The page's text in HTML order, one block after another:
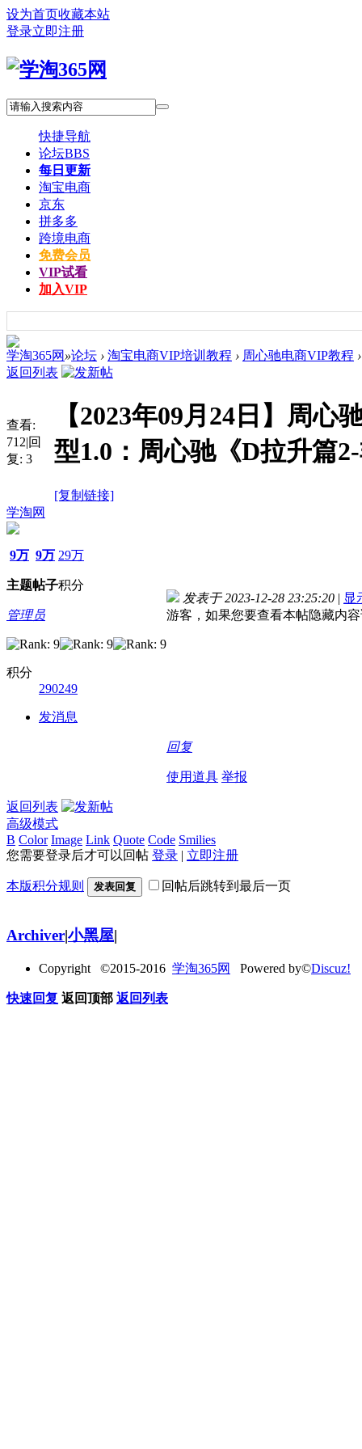
设为首页收藏本站
登录立即注册
快捷导航
论坛BBS
每日更新
淘宝电商
京东
拼多多
跨境电商
免费会员
VIP试看
加入VIP
学淘365网 »论坛 › 淘宝电商VIP培训教程 › 周心驰电商VIP教程 ›
返回列表
查看:
712|回
复: 3
【2023年09月24日】周
型1.0：周心驰《D拉升篇
[复制链接]
学淘网
9万
主题
9万
帖子
29万
积分
管理员
积分
290249
发消息
发表于 2023-12-28 23:25:20 | 显
游客，如果您要查看本帖隐藏内
回复
使用道具 举报
返回列表
高级模式
B Color Image Link Quote Code Smilies
您需要登录后才可以回帖 登录 | 立即注册
本版积分规则 发表回复 回帖后跳转到最后一页
Archiver|小黑屋|
Copyright ©2015-2016 学淘365网 Powered by©Discuz!
快速回复 返回顶部 返回列表